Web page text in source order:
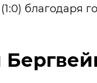
благодаря